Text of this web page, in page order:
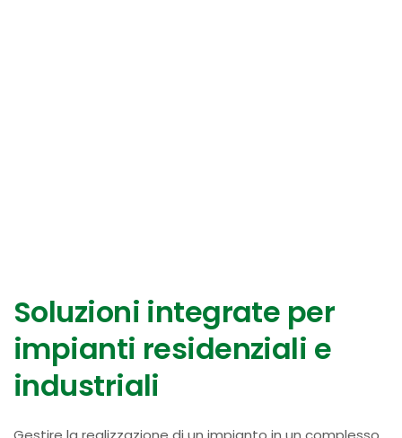
Soluzioni integrate per
impianti residenziali e
industriali